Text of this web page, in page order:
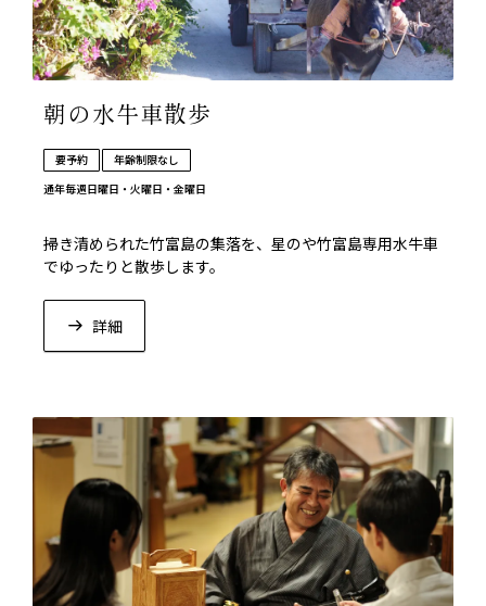
朝の水牛車散歩
要予約
年齢制限なし
通年毎週日曜日・火曜日・金曜日
掃き清められた竹富島の集落を、星のや竹富島専用水牛車
でゆったりと散歩します。
詳細